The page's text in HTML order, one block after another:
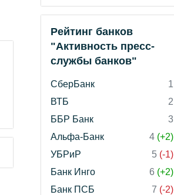
Рейтинг банков
"Активность пресс-
службы банков"
СберБанк
1
ВТБ
2
ББР Банк
3
Альфа-Банк
4 (+2)
УБРиР
5 (-1)
Банк Инго
6 (+2)
Банк ПСБ
7 (-2)